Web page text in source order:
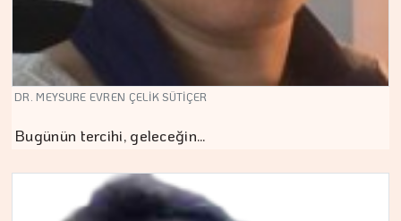
DR. MEYSURE EVREN ÇELİK SÜTİÇER
Bugünün tercihi, geleceğin…